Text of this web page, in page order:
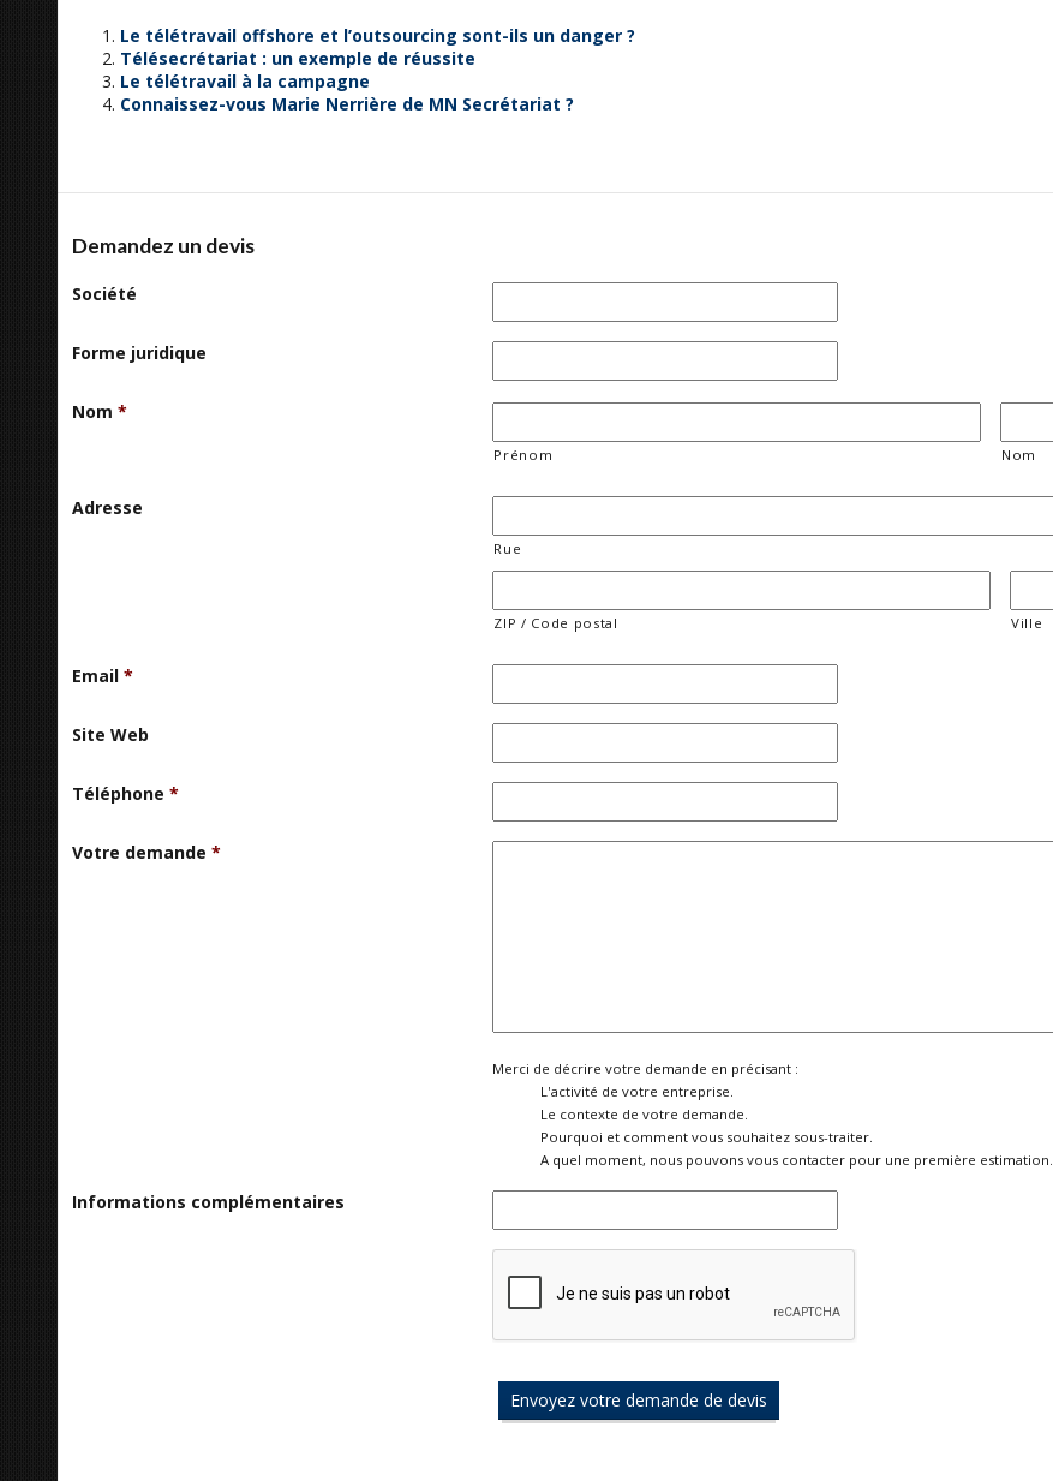
Le télétravail offshore et l’outsourcing sont-ils un danger ?
Télésecrétariat : un exemple de réussite
Le télétravail à la campagne
Connaissez-vous Marie Nerrière de MN Secrétariat ?
Demandez un devis
Société
Forme juridique
Nom *
Prénom Nom
Adresse
Rue
ZIP / Code postal Ville
Email *
Site Web
Téléphone *
Votre demande *
Merci de décrire votre demande en précisant :
L'activité de votre entreprise.
Le contexte de votre demande.
Pourquoi et comment vous souhaitez sous-traiter.
A quel moment, nous pouvons vous contacter pour une première estimation.
Informations complémentaires